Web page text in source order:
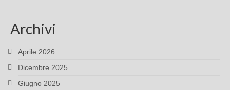
Archivi
Aprile 2026
Dicembre 2025
Giugno 2025